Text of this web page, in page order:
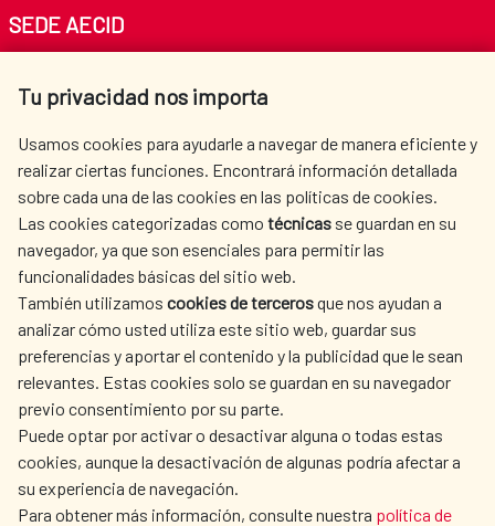
Tu privacidad nos importa
Usamos cookies para ayudarle a navegar de manera eficiente y
realizar ciertas funciones. Encontrará información detallada
sobre cada una de las cookies en las políticas de cookies.
Las cookies categorizadas como técnicas se guardan en su
navegador, ya que son esenciales para permitir las
funcionalidades básicas del sitio web.
También utilizamos cookies de tercerosque nos ayudan a
analizar cómo usted utiliza este sitio web, guardar sus
preferencias y aportar el contenido y la publicidad que le sean
relevantes. Estas cookies solo se guardan en su navegador
previo consentimiento por su parte.
Puede optar por activar o desactivar alguna o todas estas
cookies, aunque la desactivación de algunas podría afectar a
su experiencia de navegación.
Para obtener más información, consulte nuestra política de
SEDE AECID
Tel. +34 900 20 30 54​​​​​​​
AECID
WHERE DO WE COOPERATE?
SPANISH HUMANITARIAN
ACTION
PRESS ROOM
CULTURE AND SCIENCE LIBRARY
OUR SOCIAL MEDIA